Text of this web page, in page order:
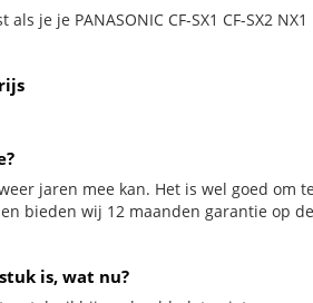
je je PANASONIC CF-SX1 CF-SX2
jaren mee kan. Het is wel goed om
bieden wij 12 maanden garantie op
is, wat nu?